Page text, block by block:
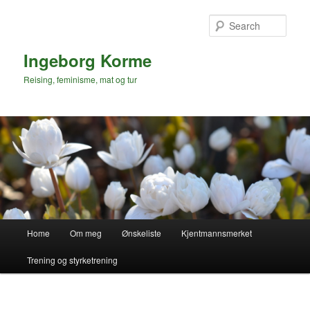
Ingeborg Korme
Reising, feminisme, mat og tur
Home Om meg Ønskeliste Kjentmannsmerket
Trening og styrketrening